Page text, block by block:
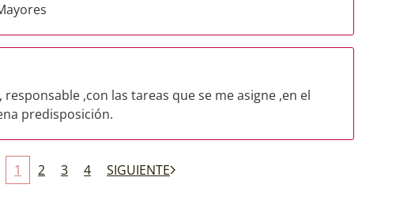
,con las tareas que se me asigne ,en el
predisposición.
1 2 3 4 SIGUIENTE